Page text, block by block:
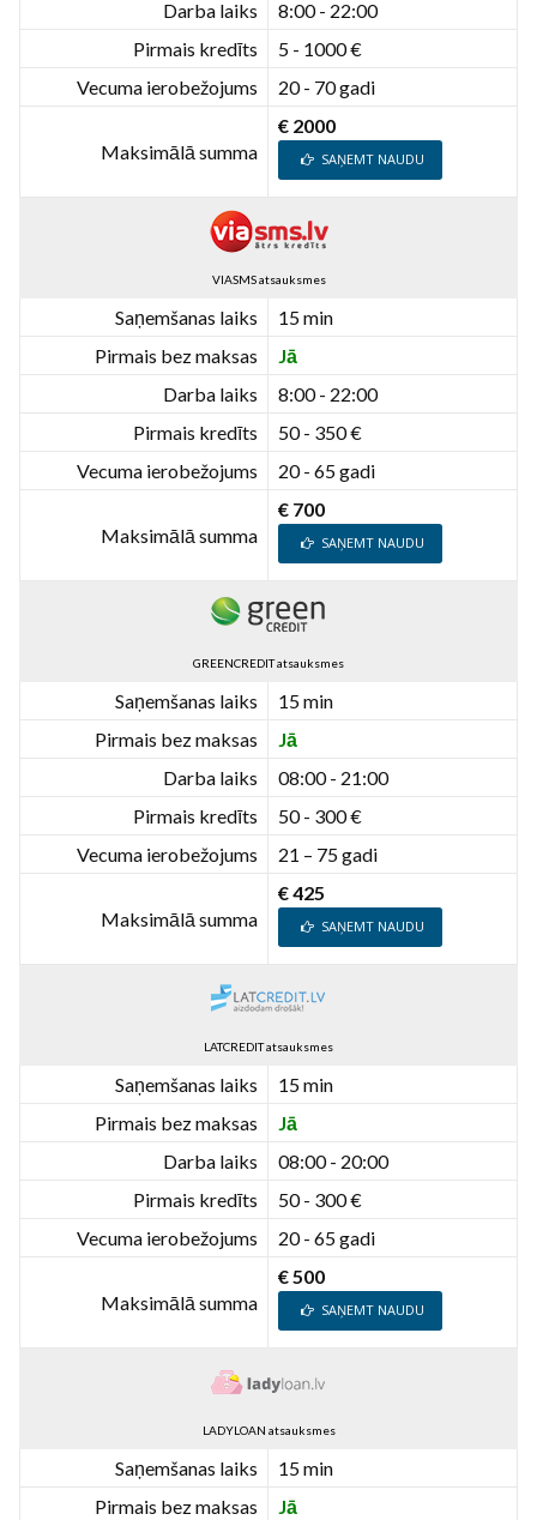
Darba laiks
8:00 - 22:00
Pirmais kredīts
5 - 1000 €
Vecuma ierobežojums
20 - 70 gadi
Maksimālā summa
€ 2000
SAŅEMT NAUDU
VIASMS atsauksmes
Saņemšanas laiks
15 min
Pirmais bez maksas
Jā
Darba laiks
8:00 - 22:00
Pirmais kredīts
50 - 350 €
Vecuma ierobežojums
20 - 65 gadi
Maksimālā summa
€ 700
SAŅEMT NAUDU
GREENCREDIT atsauksmes
Saņemšanas laiks
15 min
Pirmais bez maksas
Jā
Darba laiks
08:00 - 21:00
Pirmais kredīts
50 - 300 €
Vecuma ierobežojums
21 – 75 gadi
Maksimālā summa
€ 425
SAŅEMT NAUDU
LATCREDIT atsauksmes
Saņemšanas laiks
15 min
Pirmais bez maksas
Jā
Darba laiks
08:00 - 20:00
Pirmais kredīts
50 - 300 €
Vecuma ierobežojums
20 - 65 gadi
Maksimālā summa
€ 500
SAŅEMT NAUDU
LADYLOAN atsauksmes
Saņemšanas laiks
15 min
Pirmais bez maksas
Jā